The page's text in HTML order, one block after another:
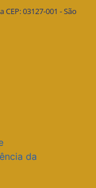
03127-001 - São
da